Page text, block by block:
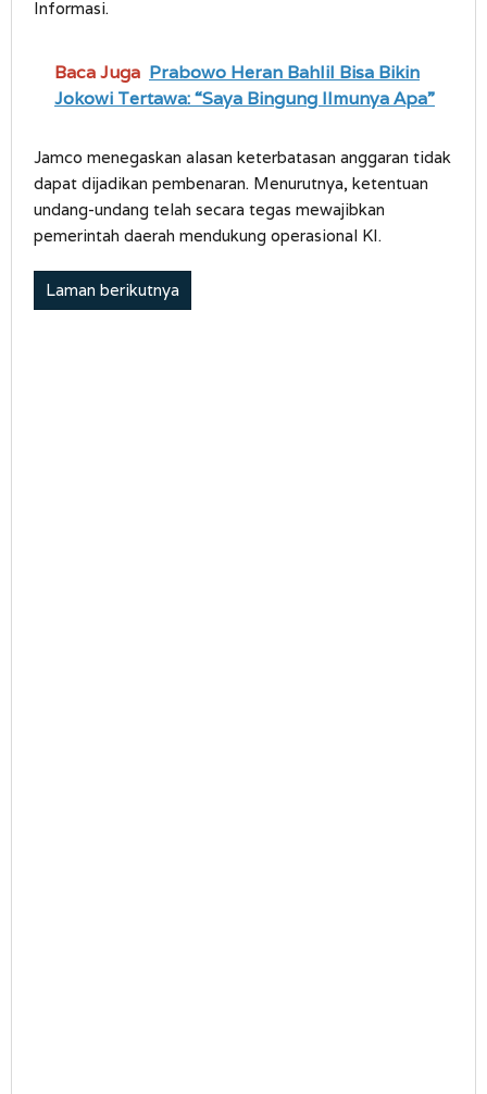
Informasi.
Baca Juga Prabowo Heran Bahlil Bisa Bikin
Jokowi Tertawa: “Saya Bingung Ilmunya Apa”
Jamco menegaskan alasan keterbatasan anggaran tidak
dapat dijadikan pembenaran. Menurutnya, ketentuan
undang-undang telah secara tegas mewajibkan
pemerintah daerah mendukung operasional KI.
Laman berikutnya